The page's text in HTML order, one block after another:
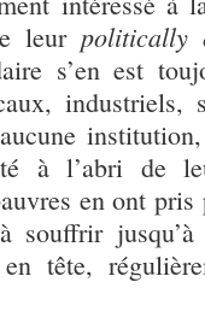
leur politically
s’en est
industriels,
à l’abri de
en ont
tête,